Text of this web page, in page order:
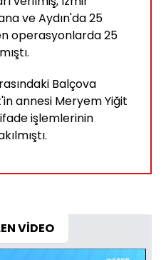
ve Aydın'da 25
operasyonlarda 25
Balçova
annesi Meryem Yiğit
işlemlerinin
VİDEO